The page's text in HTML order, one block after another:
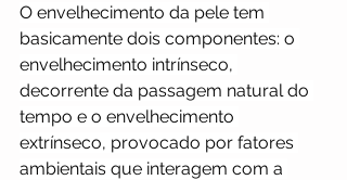
O envelhecimento da pele tem
basicamente dois componentes: o
envelhecimento intrínseco,
decorrente da passagem natural do
tempo e o envelhecimento
extrínseco, provocado por fatores
ambientais que interagem com a